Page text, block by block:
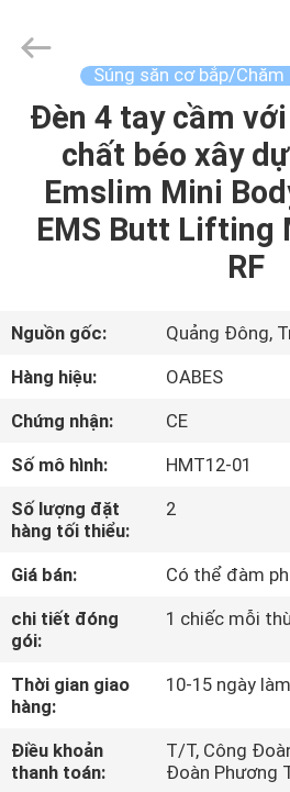
NHÀ
CÁC
SẢN
VỀ
CHÚNG
TÔI
THAM
QUAN
NHÀ
MÁY
KIỂM
SOÁT
CHẤT
LƯỢNG
supplier.
Copyright
Zhuhai
Reserved.
Developed
Súng săn cơ bắp/
Đèn 4 tay cầm
chất béo xây
Emslim Mini
EMS Butt Lifting
RF
Nguồn gốc:
Quảng Đông,
Hàng hiệu:
OABES
Chứng nhận:
CE
Số mô hình:
HMT12-01
Số lượng đặt
hàng tối thiểu:
2
Giá bán:
Có thể đàm
chi tiết đóng
gói:
1 chiếc mỗi
Thời gian giao
hàng:
10-15 ngày
Điều khoản
thanh toán:
T/T, Công
Đoàn Phương